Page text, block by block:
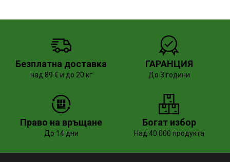
Безплатна доставка
над 89 € и до 20 кг
ГАРАНЦИЯ
До 3 години
Право на връщане
До 14 дни
Богат избор
Над 40 000 продукта